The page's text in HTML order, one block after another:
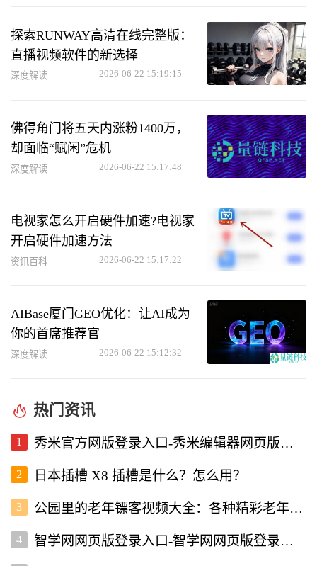
探索RUNWAY高清在线完整版：
直播视频软件的新选择
深度解读 2026-06-22 15:19:15
佛得角门将五天内涨粉1400万，
却面临“赋闲”危机
深度解读 2026-06-22 15:17:48
电视家怎么开启硬件加速?电视家
开启硬件加速方法
资讯百科 2026-06-22 15:17:22
AIBase厦门GEO优化：让AI成为
你的首席推荐官
深度解读 2026-06-22 15:12:32
热门资讯
1 秀米官方网版登录入口-秀米编辑器网页版登录入口
2 日本插槽 X8 插槽是什么？怎么用？
3 公园里的老年镖客视频大全：各种精彩老年镖客瞬间全收录
4 智学网网页版登录入口-智学网网页版登录入口